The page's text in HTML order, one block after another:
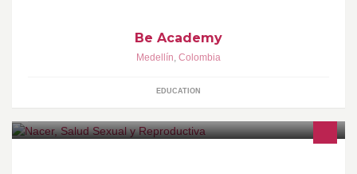
Be Academy
Medellín, Colombia
EDUCATION